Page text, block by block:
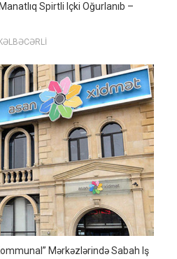
Spirtli Içki Oğurlanıb –
Mərkəzlərində Sabah Iş